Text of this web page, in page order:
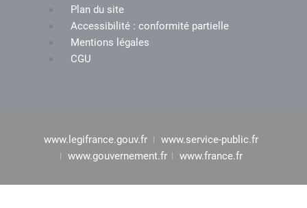
Plan du site
Accessibilité : conformité partielle
Mentions légales
CGU
www.legifrance.gouv.fr
www.service-public.fr
www.gouvernement.fr
www.france.fr